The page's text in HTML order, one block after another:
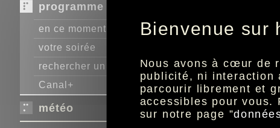
programme télé
en ce moment
votre soirée
rechercher un programme
Canal+
météo
Bienvenue sur
Nous avons à cœur de
publicité, ni interaction
parcourir librement et
accessibles pour vous.
sur notre page ”